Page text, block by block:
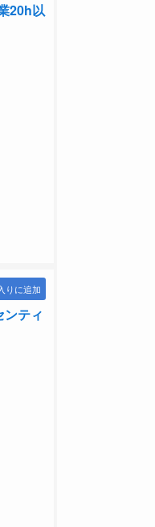
20h以
りに追加
ティ